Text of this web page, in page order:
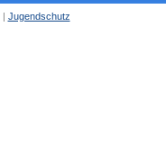
| Jugendschutz